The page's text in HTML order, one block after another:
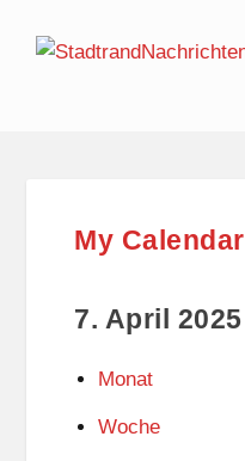
My Calendar
7. April 2025
Monat
Woche